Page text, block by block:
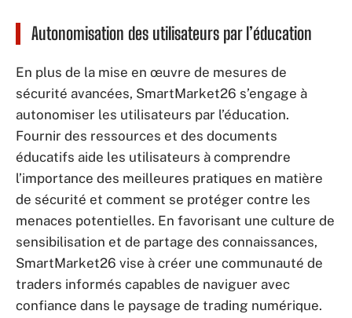
Autonomisation des utilisateurs par l’éducation
En plus de la mise en œuvre de mesures de
sécurité avancées, SmartMarket26 s’engage à
autonomiser les utilisateurs par l’éducation.
Fournir des ressources et des documents
éducatifs aide les utilisateurs à comprendre
l’importance des meilleures pratiques en matière
de sécurité et comment se protéger contre les
menaces potentielles. En favorisant une culture de
sensibilisation et de partage des connaissances,
SmartMarket26 vise à créer une communauté de
traders informés capables de naviguer avec
confiance dans le paysage de trading numérique.